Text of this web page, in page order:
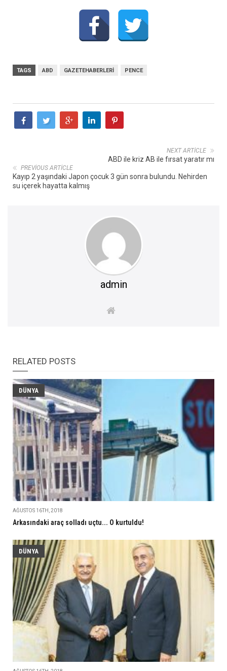
TAGS ABD GAZETEHABERLERI PENCE
NEXT ARTICLE
ABD ile kriz AB ile fırsat yaratır mı
PREVIOUS ARTICLE
Kayıp 2 yaşındaki Japon çocuk 3 gün sonra bulundu. Nehirden
su içerek hayatta kalmış
admin
RELATED POSTS
DÜNYA
AĞUSTOS 16TH, 2018
Arkasındaki araç solladı uçtu... O kurtuldu!
DÜNYA